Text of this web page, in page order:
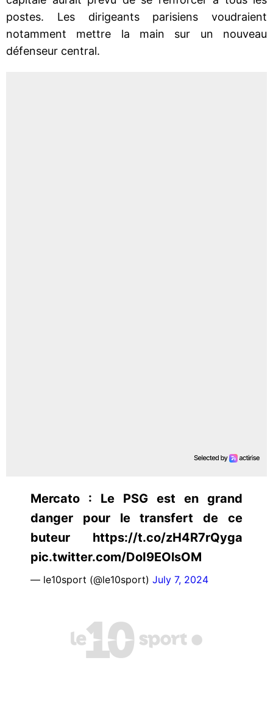
postes. Les dirigeants parisiens voudraient
notamment mettre la main sur un nouveau
défenseur central.
Mercato : Le PSG est en grand
danger pour le transfert de ce
buteur https://t.co/zH4R7rQyga
pic.twitter.com/DoI9EOlsOM
— le10sport (@le10sport) July 7, 2024